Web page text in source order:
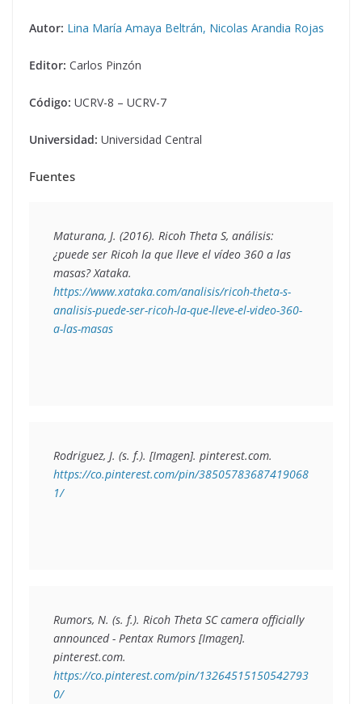
Autor: Lina María Amaya Beltrán, Nicolas Arandia Rojas
Editor: Carlos Pinzón
Código: UCRV-8 – UCRV-7
Universidad: Universidad Central
Fuentes
Maturana, J. (2016). Ricoh Theta S, análisis:
¿puede ser Ricoh la que lleve el vídeo 360 a las
masas?
https://www.xataka.com/analisis/ricoh-theta-s-
analisis-puede-ser-ricoh-la-que-lleve-el-video-360-
a-las-masas
https://co.pinterest.com/pin/38505783687419068
1/
Rumors, N. (s. f.). Ricoh Theta SC camera officially
announced - Pentax Rumors [Imagen].
https://co.pinterest.com/pin/13264515150542793
0/